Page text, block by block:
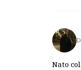
Di
Nato